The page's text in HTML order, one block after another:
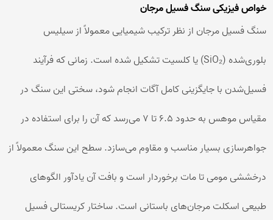
خواص فیزیکی سنگ فسیل مرجان
سنگ فسیل مرجان از نظر ترکیب شیمیایی معمولاً از سیلیس
بلوری‌شده (SiO₂) یا کلسیت تشکیل شده است. زمانی که فرآیند
فسیل‌شدن با جایگزینی کامل آگات انجام شود، سختی این سنگ در
مقیاس موهس به حدود ۶.۵ تا ۷ می‌رسد که آن را برای استفاده در
جواهرسازی بسیار مناسب و مقاوم می‌سازد. سطح این سنگ معمولاً از
درخششی مومی تا مات برخوردار است و بافت آن یادآور الگوهای
طبیعی اسکلت مرجان‌های باستانی است. ساختار کریستالی فسیل